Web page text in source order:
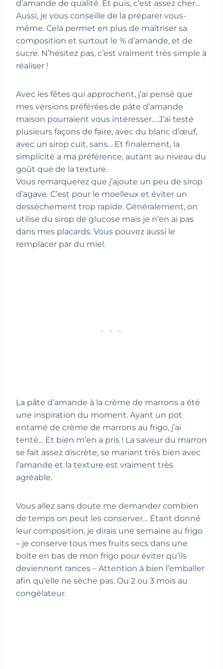
d’amande de qualité. Et puis, c’est assez cher…
Aussi, je vous conseille de la préparer vous-
même. Cela permet en plus de maîtriser sa
composition et surtout le % d’amande, et de
sucre. N’hésitez pas, c’est vraiment très simple à
réaliser !
Avec les fêtes qui approchent, j’ai pensé que
mes versions préférées de pâte d’amande
maison pourraient vous intéresser… J’ai testé
plusieurs façons de faire, avec du blanc d’œuf,
avec un sirop cuit, sans… Et finalement, la
simplicité a ma préférence, autant au niveau du
goût que de la texture.
Vous remarquerez que j’ajoute un peu de sirop
d’agave. C’est pour le moelleux et éviter un
dessèchement trop rapide. Généralement, on
utilise du sirop de glucose mais je n’en ai pas
dans mes placards. Vous pouvez aussi le
remplacer par du miel.
La pâte d’amande à la crème de marrons a été
une inspiration du moment. Ayant un pot
entamé de crème de marrons au frigo, j’ai
tenté… Et bien m’en a pris ! La saveur du marron
se fait assez discrète, se mariant très bien avec
l’amande et la texture est vraiment très
agréable.
Vous allez sans doute me demander combien
de temps on peut les conserver… Étant donné
leur composition, je dirais une semaine au frigo
– je conserve tous mes fruits secs dans une
boîte en bas de mon frigo pour éviter qu’ils
deviennent rances – Attention à bien l’emballer
afin qu’elle ne sèche pas. Ou 2 ou 3 mois au
congélateur.